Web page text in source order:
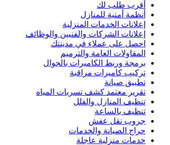
أقرب طلب لك
أنظمة أمنية للمنازل
إعلانات الخدمات المنزلية
إعلانات الشركات والفنيين والوظائف
احصل على عملاء في مدينتك
المقاولات العامة والترميم
برمجة وربط الكاميرات بالجوال
تركيب كاميرات مراقبة
تطبيق صيانة
تقرير معتمد كشف تسربات المياه
تنظيف المنازل والفلل
تنظيف بالساعة
جروب نقل عفش
حراج الصيانة والخدمات
خدمات منزلية عاجلة